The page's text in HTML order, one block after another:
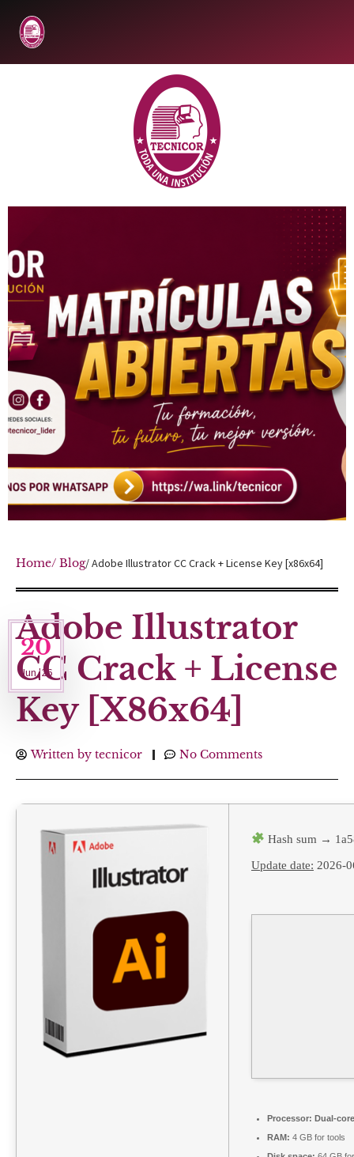
Home/ Blog/ Adobe Illustrator CC Crack + License Key [x86x64]
20
Jun '26
Adobe Illustrator
CC Crack + License
Key [x86x64]
Written by tecnicor No Comments
Hash sum →
Update date: 2026-
Processor: Dual-
RAM: 4 GB for tools